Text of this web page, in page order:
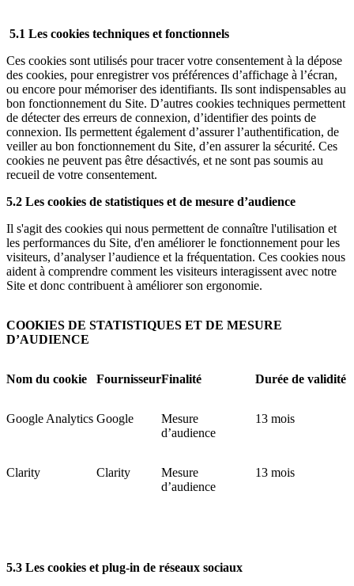
5.1 Les cookies techniques et fonctionnels
Ces cookies sont utilisés pour tracer votre consentement à la dépose
des cookies, pour enregistrer vos préférences d’affichage à l’écran,
ou encore pour mémoriser des identifiants. Ils sont indispensables au
bon fonctionnement du Site. D’autres cookies techniques permettent
de détecter des erreurs de connexion, d’identifier des points de
connexion. Ils permettent également d’assurer l’authentification, de
veiller au bon fonctionnement du Site, d’en assurer la sécurité. Ces
cookies ne peuvent pas être désactivés, et ne sont pas soumis au
recueil de votre consentement.
5.2 Les cookies de statistiques et de mesure d’audience
Il s'agit des cookies qui nous permettent de connaître l'utilisation et
les performances du Site, d'en améliorer le fonctionnement pour les
visiteurs, d’analyser l’audience et la fréquentation. Ces cookies nous
aident à comprendre comment les visiteurs interagissent avec notre
Site et donc contribuent à améliorer son ergonomie.
COOKIES DE STATISTIQUES ET DE MESURE
D’AUDIENCE
Nom du cookie FournisseurFinalité Durée de validité
Google Analytics Google
Mesure
d’audience
13 mois
Clarity Clarity
Mesure
d’audience
13 mois
5.3 Les cookies et plug-in de réseaux sociaux